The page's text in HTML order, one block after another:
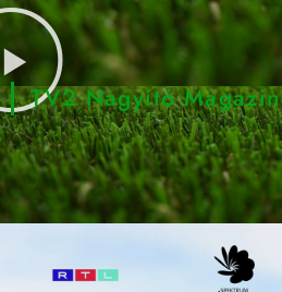
TV2 Nagyító Magazin